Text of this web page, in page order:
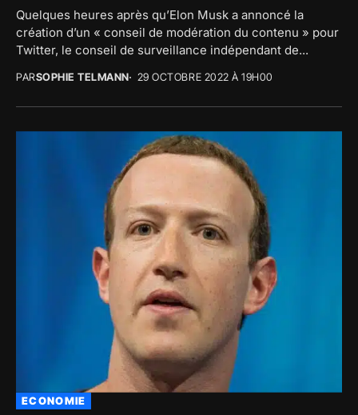
Quelques heures après qu’Elon Musk a annoncé la
création d’un « conseil de modération du contenu » pour
Twitter, le conseil de surveillance indépendant de...
PARSOPHIE TELMANN 29 OCTOBRE 2022 À 19H00
ECONOMIE